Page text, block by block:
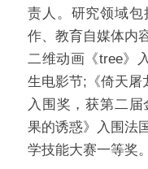
责人。研究领域包
作、教育自媒体内
二维动画《tree》
生电影节;《倚天屠
入围奖，获第二
果的诱惑》入围法
学技能大赛一等奖。